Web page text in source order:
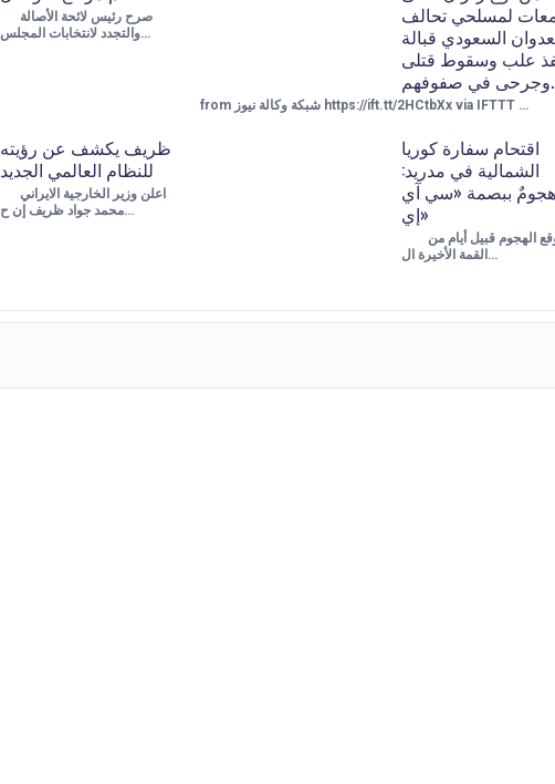
والتجدد لانتخابات المجلس…
لمسلحي تحالف
السعودي قبالة
علب وسقوط قتلى
وجرحى في صفوفهم.
from شبكة وكالة نيوز https://ift.tt/2HCtbXx via IFTTT …
ظريف يكشف عن رؤيته
للنظام العالمي الجديد
محمد جواد ظريف إن ح…
اقتحام سفارة كوريا
الشمالية في مدريد:
هجومٌ ببصمة «سي آي
إي»
القمة الأخيرة ال…